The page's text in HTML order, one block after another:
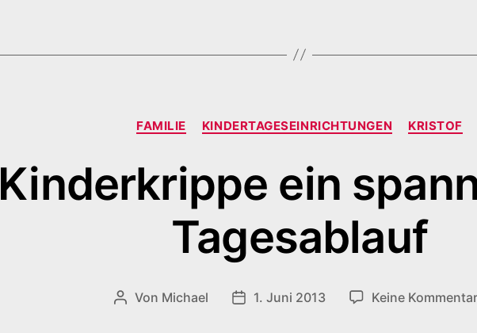
Kategorien
FAMILIE KINDERTAGESEINRICHTUNGEN KRISTOF
Kinderkrippe ein
Tagesablauf
Beitragsautor
Von Michael Veröffentlichungsdatum
1. Juni 2013 Keine